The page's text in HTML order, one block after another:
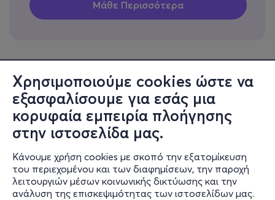
Χρησιμοποιούμε cookies ώστε να
εξασφαλίσουμε για εσάς μια
κορυφαία εμπειρία πλοήγησης
στην ιστοσελίδα μας.
Κάνουμε χρήση cookies με σκοπό την εξατομίκευση
του περιεχομένου και των διαφημίσεων, την παροχή
λειτουργιών μέσων κοινωνικής δικτύωσης και την
ανάλυση της επισκεψιμότητας των ιστοσελίδων μας.
Πληροφορίες
Υποστήριξη
Stay Connected